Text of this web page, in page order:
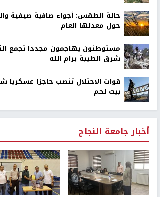
حالة الطقس: أجواء صافية صيفية
حول معدلها العام
مستوطنون يهاجمون مجددا تجمع
شرق الطيبة برام الله
قوات الاحتلال تنصب حاجزا عسكريا
بيت لحم
أخبار جامعة النجاح